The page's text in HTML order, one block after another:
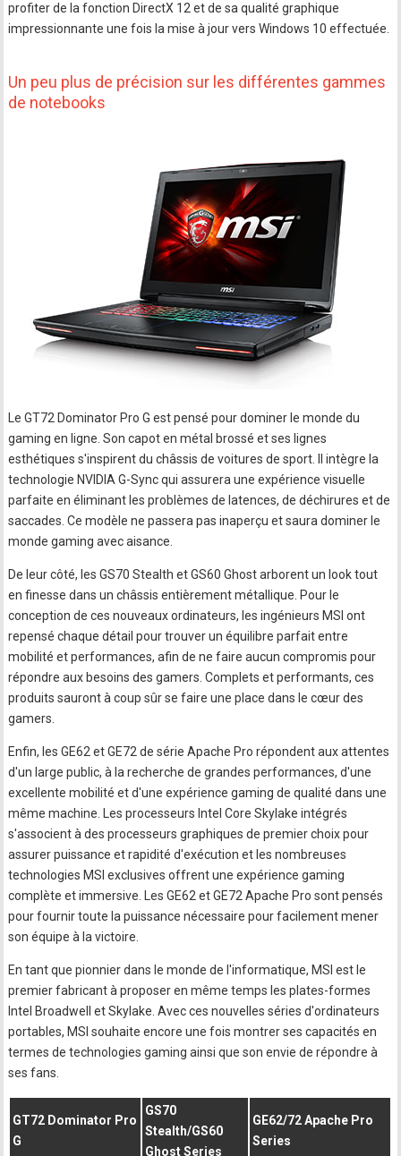
profiter de la fonction DirectX 12 et de sa qualité graphique
impressionnante une fois la mise à jour vers Windows 10 effectuée.
Un peu plus de précision sur les différentes gammes
de notebooks
Le GT72 Dominator Pro G est pensé pour dominer le monde du
gaming en ligne. Son capot en métal brossé et ses lignes
esthétiques s'inspirent du châssis de voitures de sport. Il intègre la
technologie NVIDIA G-Sync qui assurera une expérience visuelle
parfaite en éliminant les problèmes de latences, de déchirures et de
saccades. Ce modèle ne passera pas inaperçu et saura dominer le
monde gaming avec aisance.
De leur côté, les GS70 Stealth et GS60 Ghost arborent un look tout
en finesse dans un châssis entièrement métallique. Pour le
conception de ces nouveaux ordinateurs, les ingénieurs MSI ont
repensé chaque détail pour trouver un équilibre parfait entre
mobilité et performances, afin de ne faire aucun compromis pour
répondre aux besoins des gamers. Complets et performants, ces
produits sauront à coup sûr se faire une place dans le cœur des
gamers.
Enfin, les GE62 et GE72 de série Apache Pro répondent aux attentes
d'un large public, à la recherche de grandes performances, d'une
excellente mobilité et d'une expérience gaming de qualité dans une
même machine. Les processeurs Intel Core Skylake intégrés
s'associent à des processeurs graphiques de premier choix pour
assurer puissance et rapidité d'exécution et les nombreuses
technologies MSI exclusives offrent une expérience gaming
complète et immersive. Les GE62 et GE72 Apache Pro sont pensés
pour fournir toute la puissance nécessaire pour facilement mener
son équipe à la victoire.
En tant que pionnier dans le monde de l'informatique, MSI est le
premier fabricant à proposer en même temps les plates-formes
Intel Broadwell et Skylake. Avec ces nouvelles séries d'ordinateurs
portables, MSI souhaite encore une fois montrer ses capacités en
termes de technologies gaming ainsi que son envie de répondre à
ses fans.
GT72 Dominator Pro
G
GS70
Stealth/GS60
Ghost Series
GE62/72 Apache Pro
Series